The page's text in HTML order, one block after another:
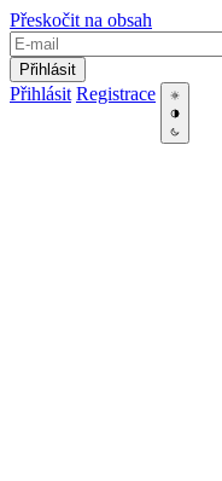
Přeskočit na obsah
Přihlásit
Přihlásit Registrace